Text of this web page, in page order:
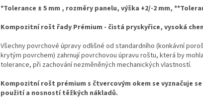
*Tolerance ± 5 mm , rozměry panelu, výška +2/-2 mm,
Kompozitní rošt řady Prémium - čistá pryskyřice, vysoká
Všechny povrchové úpravy odlišné od standardního (konkávnípo
krytým povrchem) zahrnují povrchovou úpravu roštu, která by
tolerance, při zachování nezměněných mechanických vlastností.
Kompozitní rošt prémium s čtvercovým okem se vyznačuje
použití a nosností těžkých nákladů.